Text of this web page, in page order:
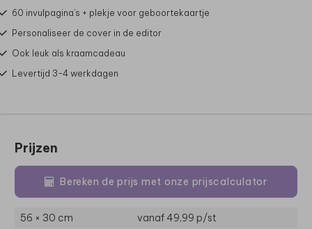
60 invulpagina's + plekje voor geboortekaartje
Personaliseer de cover in de editor
Ook leuk als kraamcadeau
Levertijd 3-4 werkdagen
Prijzen
Bereken de prijs met onze prijscalculator
56 × 30 cm vanaf 49,99 p/st